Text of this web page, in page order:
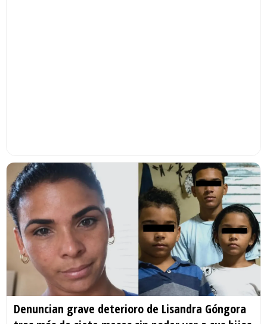
Denuncian grave deterioro de Lisandra Góngora